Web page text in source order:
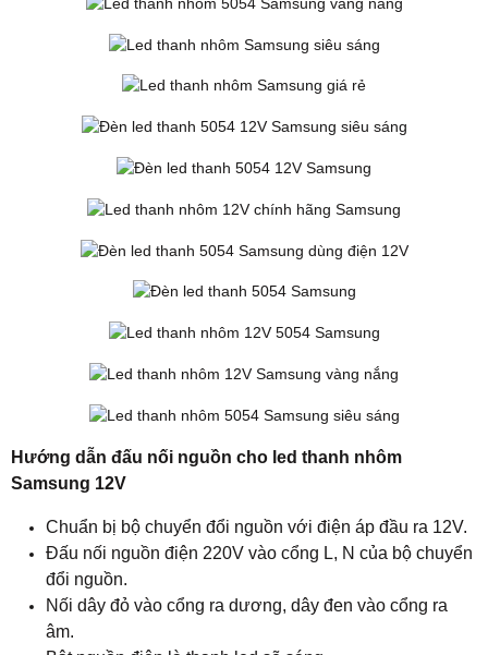
Hướng dẫn đấu nối nguồn cho led thanh nhôm
Samsung 12V
Chuẩn bị bộ chuyển đổi nguồn với điện áp đầu ra 12V.
Đấu nối nguồn điện 220V vào cổng L, N của bộ chuyển
đổi nguồn.
Nối dây đỏ vào cổng ra dương, dây đen vào cổng ra
âm.